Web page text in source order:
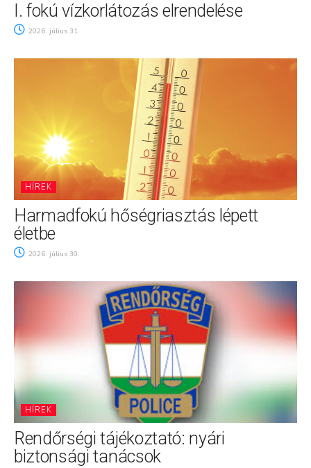
I. fokú vízkorlátozás elrendelése
2026. július 31.
HÍREK
Harmadfokú hőségriasztás lépett
életbe
2026. július 30.
HÍREK
Rendőrségi tájékoztató: nyári
biztonsági tanácsok